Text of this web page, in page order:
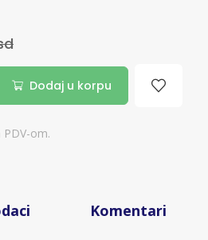
Dodaj u korpu
PDV-om.
Komentari